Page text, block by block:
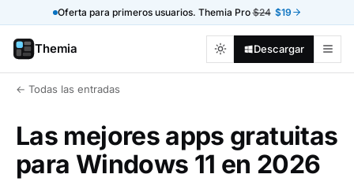
Oferta para primeros usuarios. Themia Pro$24 $19
Themia Descargar
← Todas las entradas
Las mejores apps gratuitas
para Windows 11 en 2026